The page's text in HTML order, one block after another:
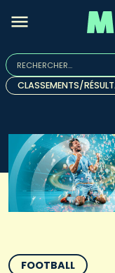
Rechercher :
Quand les résultats
CLASSEMENTS/
FOOTBALL